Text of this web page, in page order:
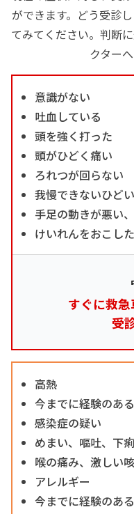
ができます。どう受診
てみてください。判断
クター
意識がない
吐血している
頭を強く打った
頭がひどく痛い
ろれつが回らない
我慢できないひど
手足の動きが悪い
けいれんをおこし
すぐに救
受
高熱
今までに経験のあ
感染症の疑い
めまい、嘔吐、下痢
喉の痛み、激しい咳
アレルギー
今までに経験のあ